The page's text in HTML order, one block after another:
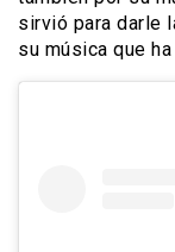
sirvió para darle
su música que